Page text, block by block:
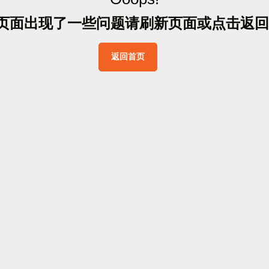
面出现了一些问题请刷新页面或点击返 回
返回首页